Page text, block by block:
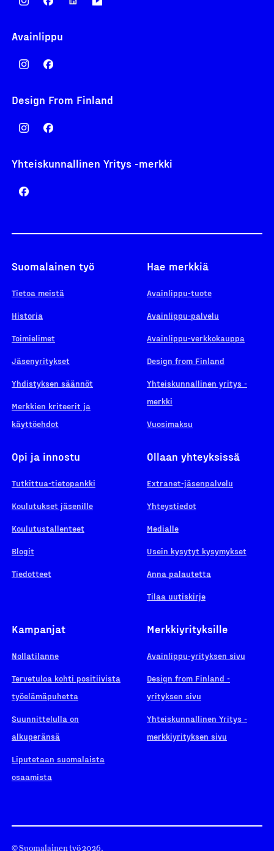
Avainlippu
Design From Finland
Yhteiskunnallinen Yritys -merkki
Suomalainen työ
Tietoa meistä
Historia
Toimielimet
Jäsenyritykset
Yhdistyksen säännöt
Merkkien kriteerit ja
käyttöehdot
Hae merkkiä
Avainlippu-tuote
Avainlippu-palvelu
Avainlippu-verkkokauppa
Design from Finland
Yhteiskunnallinen yritys -
merkki
Vuosimaksu
Opi ja innostu
Tutkittua-tietopankki
Koulutukset jäsenille
Koulutustallenteet
Blogit
Tiedotteet
Ollaan yhteyksissä
Extranet-jäsenpalvelu
Yhteystiedot
Medialle
Usein kysytyt kysymykset
Anna palautetta
Tilaa uutiskirje
Kampanjat
Nollatilanne
Tervetuloa kohti positiivista
työelämäpuhetta
Suunnittelulla on
alkuperänsä
Liputetaan suomalaista
osaamista
Merkkiyrityksille
Avainlippu-yrityksen sivu
Design from Finland -
yrityksen sivu
Yhteiskunnallinen Yritys -
merkkiyrityksen sivu
© Suomalainen työ 2026.